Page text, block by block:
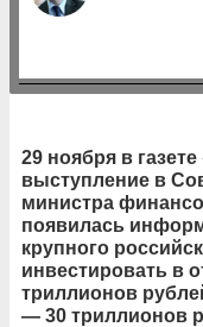
29 ноября в
выступление в
министра
появилась
крупного
инвестировать в
триллионов
— 30 триллионов